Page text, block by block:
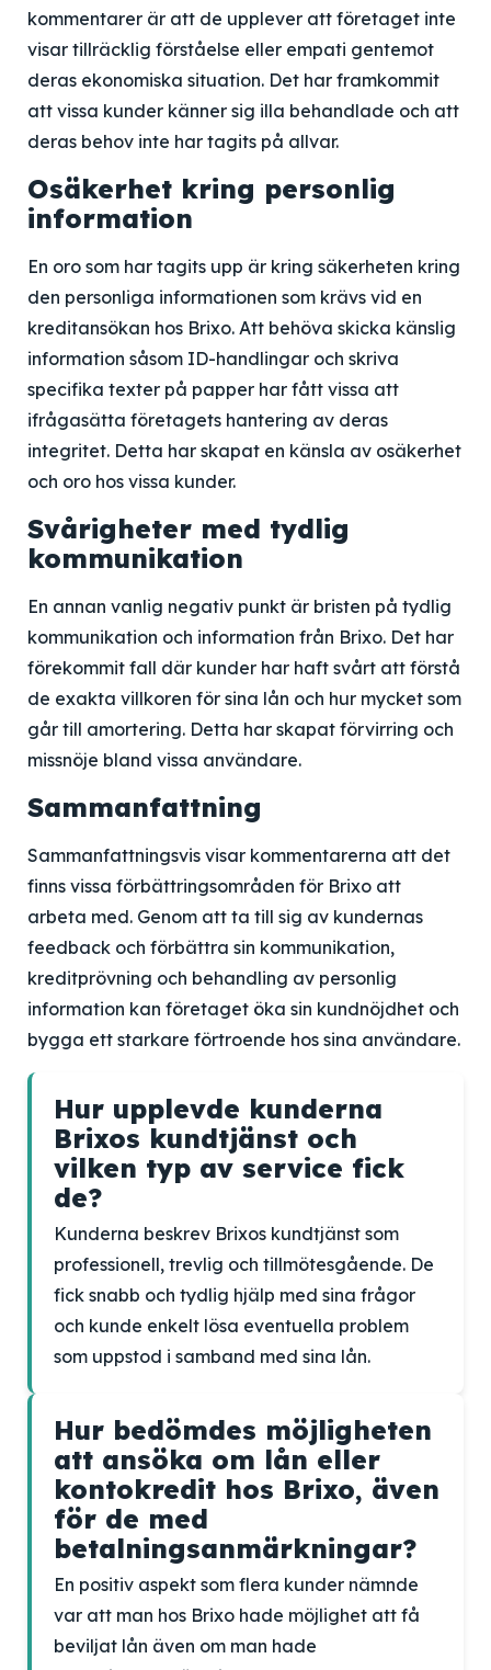
kommentarer är att de upplever att företaget inte
visar tillräcklig förståelse eller empati gentemot
deras ekonomiska situation. Det har framkommit
att vissa kunder känner sig illa behandlade och att
deras behov inte har tagits på allvar.
Osäkerhet kring personlig
information
En oro som har tagits upp är kring säkerheten kring
den personliga informationen som krävs vid en
kreditansökan hos Brixo. Att behöva skicka känslig
information såsom ID-handlingar och skriva
specifika texter på papper har fått vissa att
ifrågasätta företagets hantering av deras
integritet. Detta har skapat en känsla av osäkerhet
och oro hos vissa kunder.
Svårigheter med tydlig
kommunikation
En annan vanlig negativ punkt är bristen på tydlig
kommunikation och information från Brixo. Det har
förekommit fall där kunder har haft svårt att förstå
de exakta villkoren för sina lån och hur mycket som
går till amortering. Detta har skapat förvirring och
missnöje bland vissa användare.
Sammanfattning
Sammanfattningsvis visar kommentarerna att det
finns vissa förbättringsområden för Brixo att
arbeta med. Genom att ta till sig av kundernas
feedback och förbättra sin kommunikation,
kreditprövning och behandling av personlig
information kan företaget öka sin kundnöjdhet och
bygga ett starkare förtroende hos sina användare.
Hur upplevde kunderna
Brixos kundtjänst och
vilken typ av service fick
de?
Kunderna beskrev Brixos kundtjänst som
professionell, trevlig och tillmötesgående. De
fick snabb och tydlig hjälp med sina frågor
och kunde enkelt lösa eventuella problem
som uppstod i samband med sina lån.
Hur bedömdes möjligheten
att ansöka om lån eller
kontokredit hos Brixo, även
för de med
betalningsanmärkningar?
En positiv aspekt som flera kunder nämnde
var att man hos Brixo hade möjlighet att få
beviljat lån även om man hade